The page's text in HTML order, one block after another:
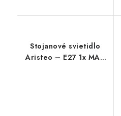
Stojanové svietidlo
Aristeo – E27 1x MAX